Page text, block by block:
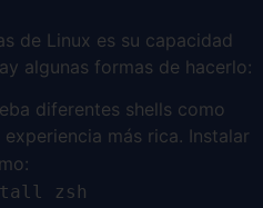
de Linux es su capacidad
algunas formas de hacerlo:
diferentes shells como
experiencia más rica. Instalar
zsh